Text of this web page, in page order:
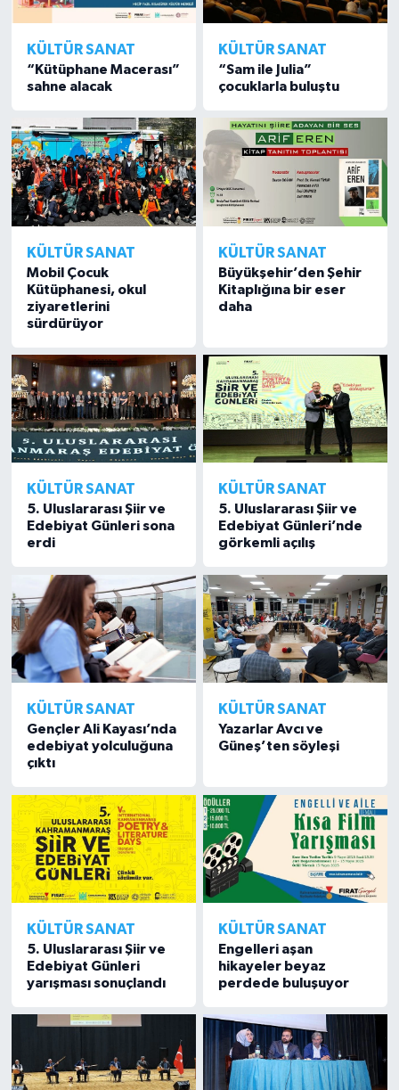
KÜLTÜR SANAT
“Kütüphane Macerası”
sahne alacak
KÜLTÜR SANAT
“Sam ile Julia”
çocuklarla buluştu
KÜLTÜR SANAT
Mobil Çocuk
Kütüphanesi, okul
ziyaretlerini
sürdürüyor
KÜLTÜR SANAT
Büyükşehir’den Şehir
Kitaplığına bir eser
daha
KÜLTÜR SANAT
5. Uluslararası Şiir ve
Edebiyat Günleri sona
erdi
KÜLTÜR SANAT
5. Uluslararası Şiir ve
Edebiyat Günleri’nde
görkemli açılış
KÜLTÜR SANAT
Gençler Ali Kayası’nda
edebiyat yolculuğuna
çıktı
KÜLTÜR SANAT
Yazarlar Avcı ve
Güneş’ten söyleşi
KÜLTÜR SANAT
5. Uluslararası Şiir ve
Edebiyat Günleri
yarışması sonuçlandı
KÜLTÜR SANAT
Engelleri aşan
hikayeler beyaz
perdede buluşuyor